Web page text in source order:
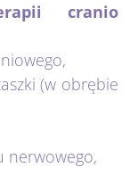
cranio
(w obrębie
nerwowego,